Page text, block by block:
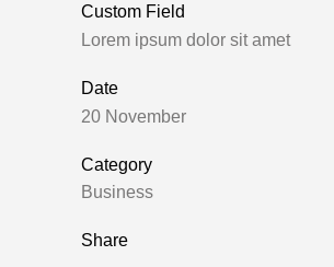
Custom Field
Lorem ipsum dolor sit amet
Date
20 November
Category
Business
Share